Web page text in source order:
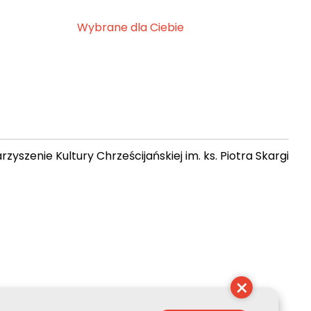
Wybrane dla Ciebie
Kultury Chrześcijańskiej im. ks. Piotra Skargi
×